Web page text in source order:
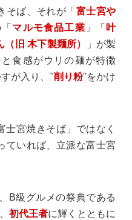
そば、それが「 富士宮や
マルモ食品工業 」「 叶
（旧 木下製麺所）
」が製
食感がウリの麺が特徴
が入り、"削り粉"をかけ
士宮焼きそば」ではなく
ていれば、立派な富士宮
B級グルメの祭典である
初代王者に輝くとともに